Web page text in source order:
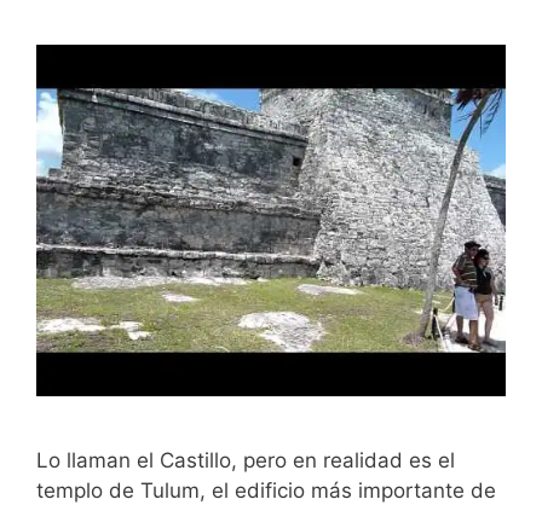
Lo llaman el Castillo, pero en realidad es el
templo de Tulum, el edificio más importante de